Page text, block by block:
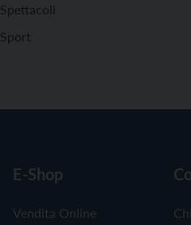
Spettacoli
Sport
E-Shop
Vendita Online